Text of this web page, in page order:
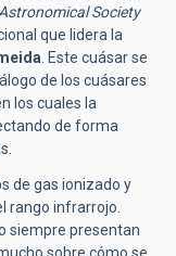
Society
que lidera la
. Este cuásar se
de los cuásares
los cuales la
de forma
de gas ionizado y
rango infrarrojo.
siempre presentan